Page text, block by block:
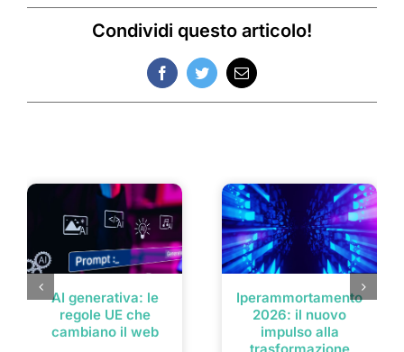
Condividi questo articolo!
FacebookTwitterEmail
AI generativa: le
regole UE che
cambiano il web
Iperammortamento
2026: il nuovo
impulso alla